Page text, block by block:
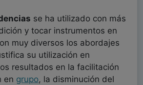
se ha utilizado con más
y tocar instrumentos en
muy diversos los abordajes
su utilización en
resultados en la facilitación
en grupo, la disminución del